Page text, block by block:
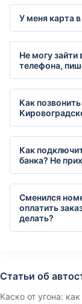
У меня карта
Не могу
телефона,
Как
Как
банка? Не
Сменился
оплатить
делать?
Статьи об
Каско от угона: